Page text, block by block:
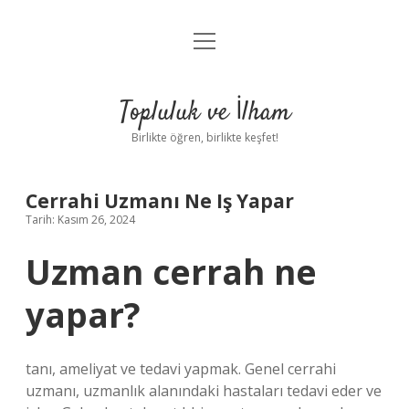
Anasayfa
Yasal Uyarı
menüyü
Topluluk ve İlham
Birlikte öğren, birlikte keşfet!
Cerrahi Uzmanı Ne Iş Yapar
Tarih: Kasım 26, 2024
Uzman cerrah ne
yapar?
tanı, ameliyat ve tedavi yapmak. Genel cerrahi
uzmanı, uzmanlık alanındaki hastaları tedavi eder ve